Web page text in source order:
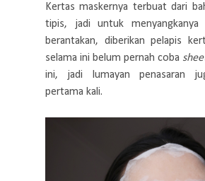
Kertas maskernya terbuat dari
tipis, jadi untuk menyangkanya
berantakan, diberikan pelapis
selama ini belum pernah coba
ini, jadi lumayan penasaran
pertama kali.